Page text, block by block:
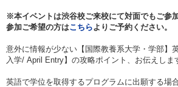
※本イベントは渋谷校ご来校にて対面でもご参
参加ご希望の方はこちらよりご予約ください。
意外に情報が少ない【国際教養系大学・学部】
入学/ April Entry】の攻略ポイント、お伝えしま
英語で学位を取得するプログラムに出願する場